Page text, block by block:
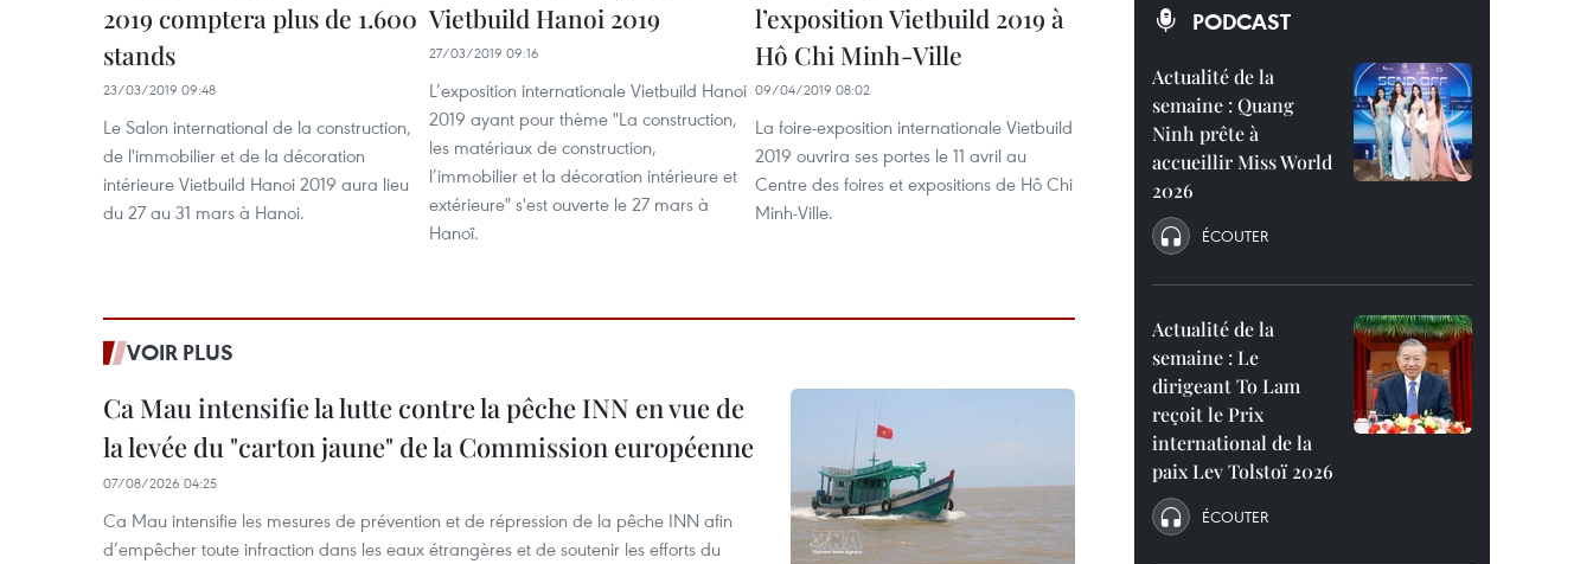
2019 comptera plus de 1.600
stands
23/03/2019 09:48
Le Salon international de la construction,
de l'immobilier et de la décoration
intérieure Vietbuild Hanoi 2019 aura lieu
du 27 au 31 mars à Hanoi.
Vietbuild Hanoi 2019
27/03/2019 09:16
L’exposition internationale Vietbuild Hanoi
2019 ayant pour thème "La construction,
les matériaux de construction,
l’immobilier et la décoration intérieure et
extérieure" s'est ouverte le 27 mars à
Hanoï.
l’exposition Vietbuild 2019 à
Hô Chi Minh-Ville
09/04/2019 08:02
La foire-exposition internationale Vietbuild
2019 ouvrira ses portes le 11 avril au
Centre des foires et expositions de Hô Chi
Minh-Ville.
VOIR PLUS
Ca Mau intensifie la lutte contre la pêche INN en vue de
la levée du "carton jaune" de la Commission européenne
07/08/2026 04:25
Ca Mau intensifie les mesures de prévention et de répression de la pêche INN afin
d’empêcher toute infraction dans les eaux étrangères et de soutenir les efforts du
PODCAST
Actualité de la
semaine : Quang
Ninh prête à
accueillir Miss World
2026
ÉCOUTER
Actualité de la
semaine : Le
dirigeant To Lam
reçoit le Prix
international de la
paix Lev Tolstoï 2026
ÉCOUTER